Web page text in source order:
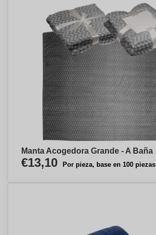
Manta Acogedora Grande - A Baña
€13,10 Por pieza, base en 100 piezas